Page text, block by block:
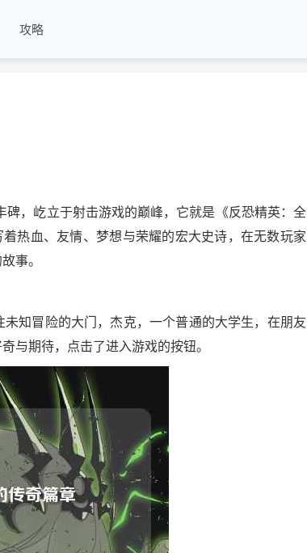
攻略
，屹立于射击游戏的巅峰，它就是《反恐精英：全
热血、友情、梦想与荣耀的宏大史诗，在无数玩家
事。
知冒险的大门，杰克，一个普通的大学生，在朋友
与期待，点击了进入游戏的按钮。